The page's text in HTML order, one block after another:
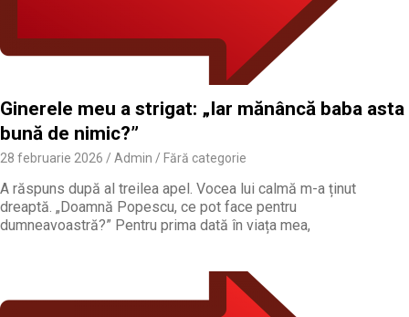
Ginerele meu a strigat: „Iar mănâncă baba asta
bună de nimic?”
28 februarie 2026 Admin Fără categorie
A răspuns după al treilea apel. Vocea lui calmă m-a ținut
dreaptă. „Doamnă Popescu, ce pot face pentru
dumneavoastră?” Pentru prima dată în viața mea,